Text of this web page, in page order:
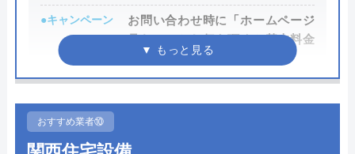
を任せることができるでしょう。
公式サイトを見る
0120-511-511
受付時間 24時間
●キャンペーン
お問い合わせ時に「ホームページ
見た！」とお伝え頂くと基本料金
3,000円→0円！
●受付時間
●定休日 ―
おすすめ業者⑩